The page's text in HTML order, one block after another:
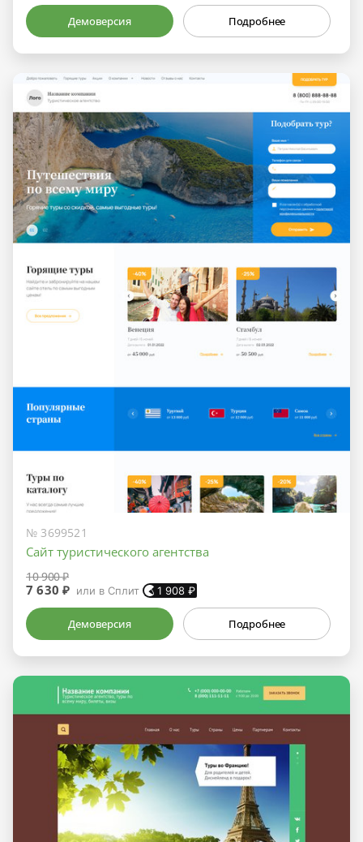
Демоверсия Подробнее
№ 3699521
Сайт туристического агентства
10 900 ₽
7 630 ₽ или в Сплит 1 908 ₽
Демоверсия Подробнее